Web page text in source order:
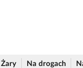
Żary Na drogach